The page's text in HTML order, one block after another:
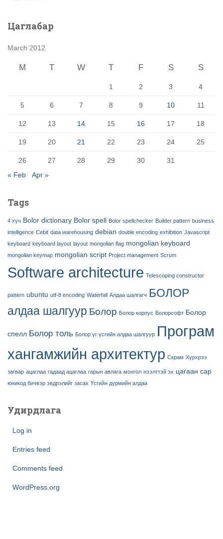
Цаглабар
March 2012
M T W T F S S
1 2 3 4
5 6 7 8 9 10 11
12 13 14 15 16 17 18
19 20 21 22 23 24 25
26 27 28 29 30
31
« Feb
Apr »
Tags
4 хүч Bolor dictionary Bolor spell Bolor spellchecker Builder pattern business
intelligence Cebit data warehousing debian double encoding exhibition Javascript
keyboard keyboard layout layout mongolian flag mongolian keyboard
mongolian keymap mongolian script Project management Scrum
Software architecture Telescoping constructor
pattern ubuntu utf-8 encoding Waterfall Алдаа шалгагч БОЛОР
алдаа шалгуур Болор Болор корпус Болорсофт Болор
спелл Болор толь Болор үг үсгийн алдаа шалгуур Програм
хангамжийн архитектур Скрам Хүрхрээ
загвар ацаглаа гадаад ацаглаа гарын авлага монгол нээлттэй эх цагаан сар
юникод бичвэр эвдрэлийг засах Үсгийн дүрмийн алдаа
Удирдлага
Log in
Entries feed
Comments feed
WordPress.org